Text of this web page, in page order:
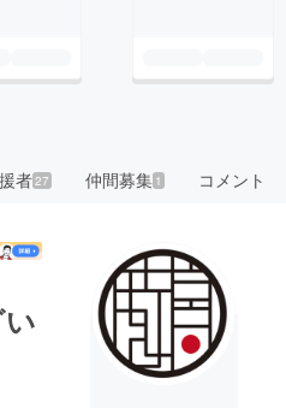
者27 仲間募集 1 コメント